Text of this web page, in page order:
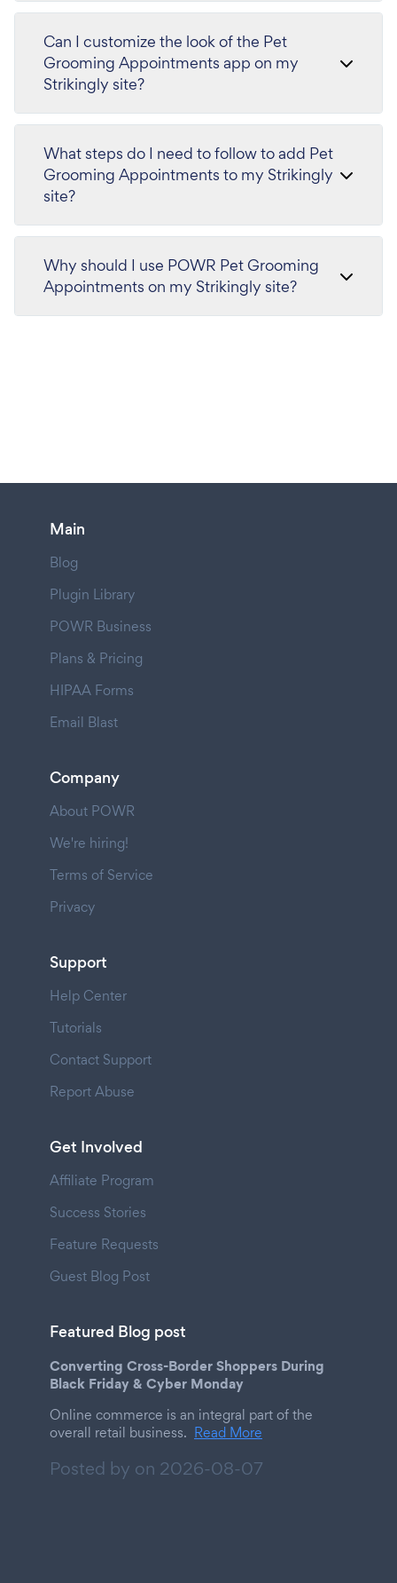
Can I customize the look of the Pet
Grooming Appointments app on my
Strikingly site?
What steps do I need to follow to add Pet
Grooming Appointments to my Strikingly
site?
Why should I use POWR Pet Grooming
Appointments on my Strikingly site?
Main
Blog
Plugin Library
POWR Business
Plans & Pricing
HIPAA Forms
Email Blast
Company
About POWR
We're hiring!
Terms of Service
Privacy
Support
Help Center
Tutorials
Contact Support
Report Abuse
Get Involved
Affiliate Program
Success Stories
Feature Requests
Guest Blog Post
Featured Blog post
Converting Cross-Border Shoppers During
Black Friday & Cyber Monday
Online commerce is an integral part of the
overall retail business. Read More
Posted by on 2026-08-07